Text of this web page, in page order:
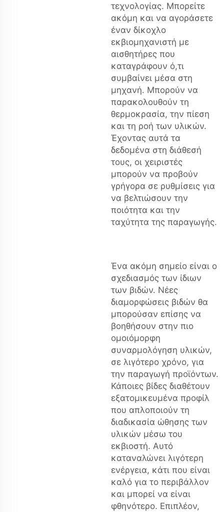
τεχνολογίας. Μπορείτε
ακόμη και να αγοράσετε
έναν δίκοχλο
εκβιομηχανιστή με
αισθητήρες που
καταγράφουν ό,τι
συμβαίνει μέσα στη
μηχανή. Μπορούν να
παρακολουθούν τη
θερμοκρασία, την πίεση
και τη ροή των υλικών.
Έχοντας αυτά τα
δεδομένα στη διάθεσή
τους, οι χειριστές
μπορούν να προβούν
γρήγορα σε ρυθμίσεις για
να βελτιώσουν την
ποιότητα και την
ταχύτητα της παραγωγής.
Ένα ακόμη σημείο είναι ο
σχεδιασμός των ίδιων
των βιδών. Νέες
διαμορφώσεις βιδών θα
μπορούσαν επίσης να
βοηθήσουν στην πιο
ομοιόμορφη
συναρμολόγηση υλικών,
σε λιγότερο χρόνο, για
την παραγωγή προϊόντων.
Κάποιες βίδες διαθέτουν
εξατομικευμένα προφίλ
που απλοποιούν τη
διαδικασία ώθησης των
υλικών μέσω του
εκβιοστή. Αυτό
καταναλώνει λιγότερη
ενέργεια, κάτι που είναι
καλό για το περιβάλλον
και μπορεί να είναι
φθηνότερο. Επιπλέον,